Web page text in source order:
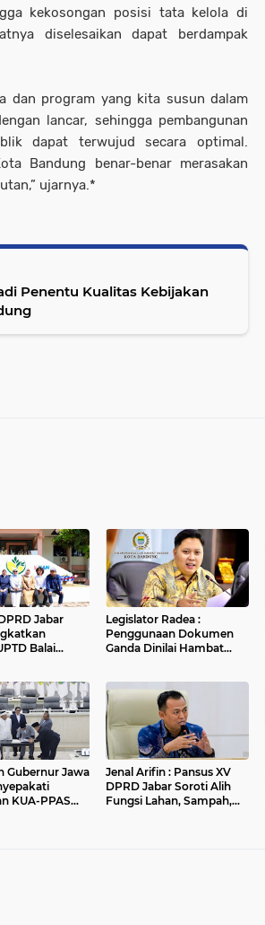
kekosongan posisi tata kelola di
diselesaikan dapat berdampak
dan program yang kita susun dalam
lancar, sehingga pembangunan
dapat terwujud secara optimal.
Bandung benar-benar merasakan
ujarnya.*
Penentu Kualitas Kebijakan
Jabar
Balai
Legislator Radea :
Penggunaan Dokumen
Ganda Dinilai Hambat
Sampah di Kota Bandung
Gubernur Jawa
KUA-PPAS
Jenal Arifin : Pansus XV
DPRD Jabar Soroti Alih
Fungsi Lahan, Sampah,